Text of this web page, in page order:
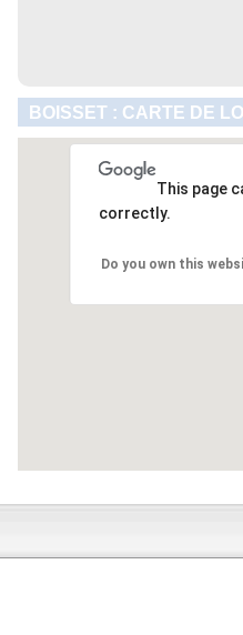
BOISSET : CARTE DE
This page
correctly.
Do you own this